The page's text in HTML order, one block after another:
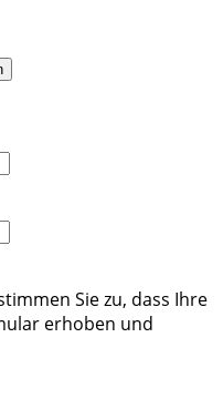
Sie zu, dass Ihre
erhoben und